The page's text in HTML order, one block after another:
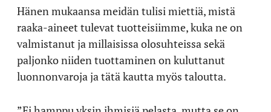
Hänen mukaansa meidän tulisi miettiä, mistä
raaka-aineet tulevat tuotteisiimme, kuka ne on
valmistanut ja millaisissa olosuhteissa sekä
paljonko niiden tuottaminen on kuluttanut
luonnonvaroja ja tätä kautta myös taloutta.